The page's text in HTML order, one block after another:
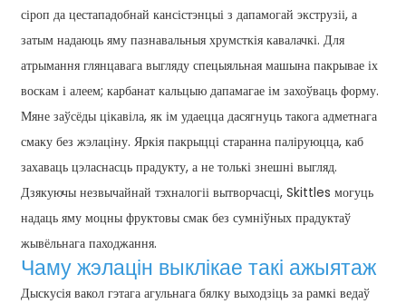
сіроп да цестападобнай кансістэнцыі з дапамогай экструзіі, а
затым надаюць яму пазнавальныя хрумсткія кавалачкі. Для
атрымання глянцавага выгляду спецыяльная машына пакрывае іх
воскам і алеем; карбанат кальцыю дапамагае ім захоўваць форму.
Мяне заўсёды цікавіла, як ім удаецца дасягнуць такога адметнага
смаку без жэлаціну. Яркія пакрыцці старанна паліруюцца, каб
захаваць цэласнасць прадукту, а не толькі знешні выгляд.
Дзякуючы незвычайнай тэхналогіі вытворчасці, Skittles могуць
надаць яму моцны фруктовы смак без сумніўных прадуктаў
жывёльнага паходжання.
Чаму жэлацін выклікае такі ажыятаж
Дыскусія вакол гэтага агульнага бялку выходзіць за рамкі ведаў